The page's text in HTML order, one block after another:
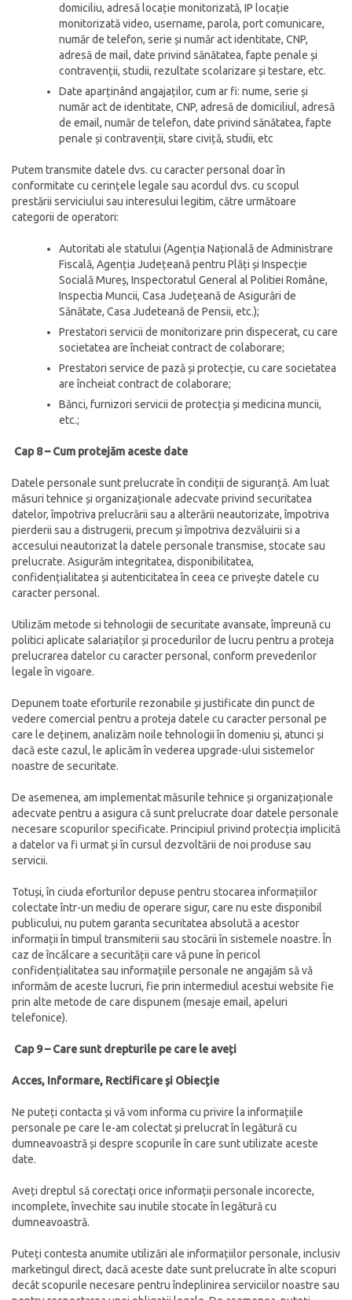
domiciliu, adresă locație monitorizată, IP locație
monitorizată video, username, parola, port comunicare,
număr de telefon, serie și număr act identitate, CNP,
adresă de mail, date privind sănătatea, fapte penale și
contravenții, studii, rezultate scolarizare și testare, etc.
Date aparținând angajaților, cum ar fi: nume, serie și
număr act de identitate, CNP, adresă de domiciliul, adresă
de email, număr de telefon, date privind sănătatea, fapte
penale și contravenții, stare civiță, studii, etc
Putem transmite datele dvs. cu caracter personal doar în
conformitate cu cerințele legale sau acordul dvs. cu scopul
prestării serviciului sau interesului legitim, către următoare
categorii de operatori:
Autoritati ale statului (Agenția Națională de Administrare
Fiscală, Agenția Județeană pentru Plăți și Inspecție
Socială Mureș, Inspectoratul General al Politiei Române,
Inspectia Muncii, Casa Județeană de Asigurări de
Sănătate, Casa Judeteană de Pensii, etc.);
Prestatori servicii de monitorizare prin dispecerat, cu care
societatea are încheiat contract de colaborare;
Prestatori service de pază și protecție, cu care societatea
are încheiat contract de colaborare;
Bănci, furnizori servicii de protecția și medicina muncii,
etc.;
Cap 8 – Cum protejăm aceste date
Datele personale sunt prelucrate în condiții de siguranță. Am luat
măsuri tehnice și organizaționale adecvate privind securitatea
datelor, împotriva prelucrării sau a alterării neautorizate, împotriva
pierderii sau a distrugerii, precum și împotriva dezvăluirii si a
accesului neautorizat la datele personale transmise, stocate sau
prelucrate. Asigurăm integritatea, disponibilitatea,
confidențialitatea și autenticitatea în ceea ce privește datele cu
caracter personal.
Utilizăm metode si tehnologii de securitate avansate, împreună cu
politici aplicate salariaților și procedurilor de lucru pentru a proteja
prelucrarea datelor cu caracter personal, conform prevederilor
legale în vigoare.
Depunem toate eforturile rezonabile și justificate din punct de
vedere comercial pentru a proteja datele cu caracter personal pe
care le deținem, analizăm noile tehnologii în domeniu și, atunci și
dacă este cazul, le aplicăm în vederea upgrade-ului sistemelor
noastre de securitate.
De asemenea, am implementat măsurile tehnice și organizaționale
adecvate pentru a asigura că sunt prelucrate doar datele personale
necesare scopurilor specificate. Principiul privind protecția implicită
a datelor va fi urmat și în cursul dezvoltării de noi produse sau
servicii.
Totuși, în ciuda eforturilor depuse pentru stocarea informațiilor
colectate într-un mediu de operare sigur, care nu este disponibil
publicului, nu putem garanta securitatea absolută a acestor
informații în timpul transmiterii sau stocării în sistemele noastre. În
caz de încălcare a securității care vă pune în pericol
confidențialitatea sau informațiile personale ne angajăm să vă
informăm de aceste lucruri, fie prin intermediul acestui website fie
prin alte metode de care dispunem (mesaje email, apeluri
telefonice).
Cap 9 – Care sunt drepturile pe care le aveți
Acces, Informare, Rectificare și Obiecție
Ne puteți contacta și vă vom informa cu privire la informațiile
personale pe care le-am colectat și prelucrat în legătură cu
dumneavoastră și despre scopurile în care sunt utilizate aceste
date.
Aveți dreptul să corectați orice informații personale incorecte,
incomplete, învechite sau inutile stocate în legătură cu
dumneavoastră.
Puteți contesta anumite utilizări ale informațiilor personale, inclusiv
marketingul direct, dacă aceste date sunt prelucrate în alte scopuri
decât scopurile necesare pentru îndeplinirea serviciilor noastre sau